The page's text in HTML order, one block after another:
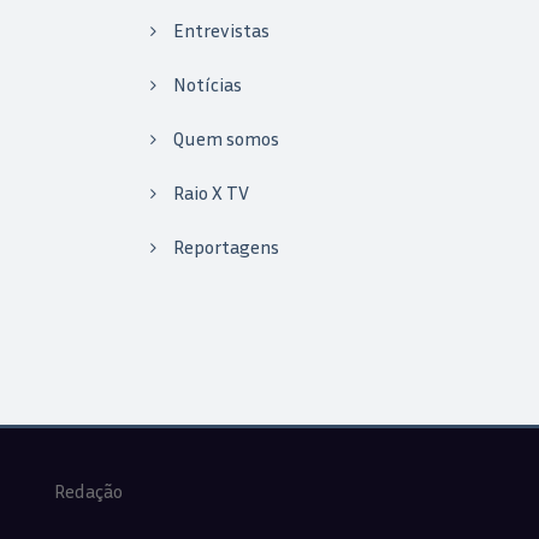
Entrevistas
Notícias
Quem somos
Raio X TV
Reportagens
Redação